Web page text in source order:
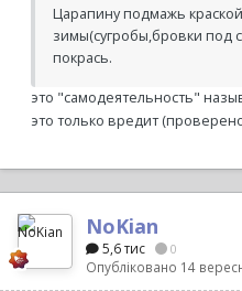
Царапину подмажь
зимы(сугробы,бровки под
покрась.
это "самодеятельность"
это только вредит
NoKian
5,6 тис 0
Опубліковано 14